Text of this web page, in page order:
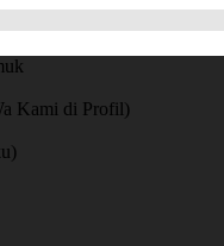
Kami di Profil)